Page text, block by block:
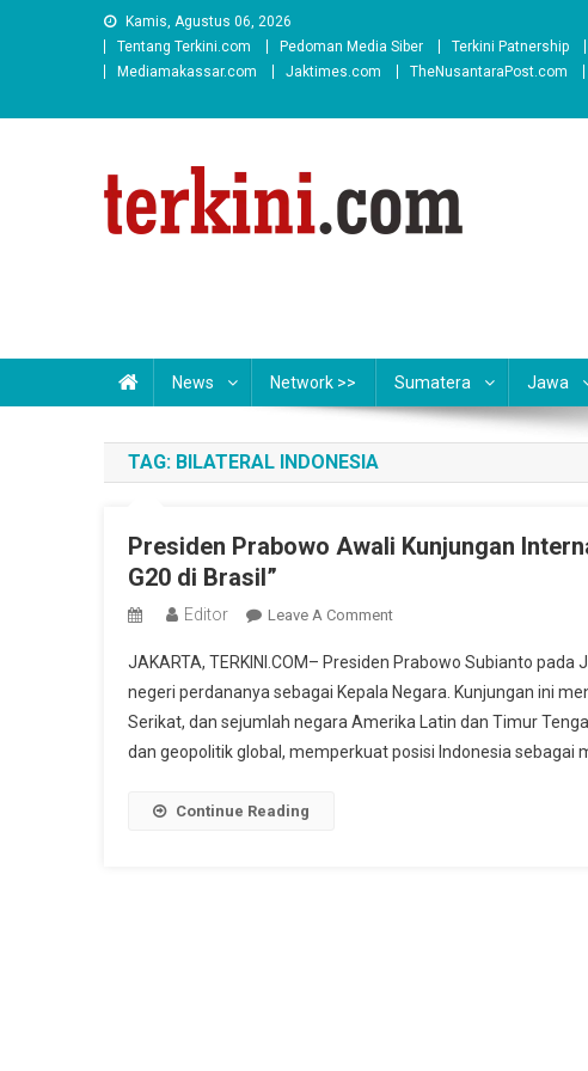
Kamis, Agustus 06, 2026
Tentang Terkini.com
Pedoman Media Siber Terkini Patnership
Mediamakassar.com
Jaktimes.com TheNusantaraPost.com
News Network >> Sumatera Jawa
TAG: BILATERAL INDONESIA
Presiden Prabowo Awali Kunjungan
G20 di Brasil”
Editor Leave A CommentOn
Prabowo
Awali
Kunjungan
Internasional,
JAKARTA, TERKINI.COM– Presiden Prabowo Subianto
negeri perdananya sebagai Kepala Negara. Kunjungan ini
Serikat, dan sejumlah negara Amerika Latin dan Timur
dan geopolitik global, memperkuat posisi Indonesia sebagai
Continue Reading